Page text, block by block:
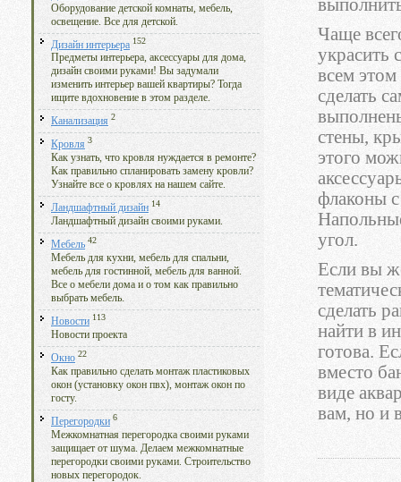
Оборудование детской комнаты, мебель,
освещение. Все для детской.
Дизайн интерьера 152
Предметы интерьера, аксессуары для дома,
дизайн своими руками! Вы задумали
изменить интерьер вашей квартиры? Тогда
ищите вдохновение в этом разделе.
Канализация 2
Кровля 3
Как узнать, что кровля нуждается в ремонте?
Как правильно спланировать замену кровли?
Узнайте все о кровлях на нашем сайте.
Ландшафтный дизайн 14
Ландшафтный дизайн своими руками.
Мебель 42
Мебель для кухни, мебель для спальни,
мебель для гостинной, мебель для ванной.
Все о мебели дома и о том как правильно
выбрать мебель.
Новости 113
Новости проекта
Окно 22
Как правильно сделать монтаж пластиковых
окон (установку окон пвх), монтаж окон по
госту.
Перегородки 6
Межкомнатная перегородка своими руками
защищает от шума. Делаем межкомнатные
перегородки своими руками. Строительство
новых перегородок.
Чаще
украсить
всем
сделать
стены,
этого
флаконы
угол.
Если вы
сделать
найти в
готова.
вместо
виде
вам, но и